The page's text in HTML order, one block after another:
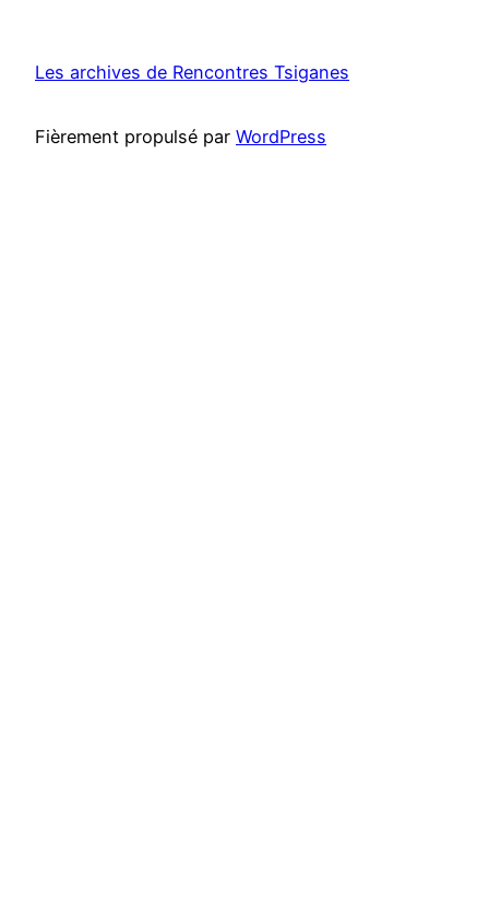
Les archives de Rencontres Tsiganes
Fièrement propulsé par WordPress